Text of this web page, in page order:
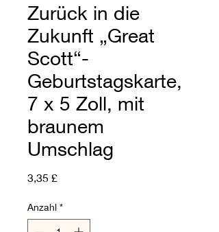
Zurück in die
Zukunft „Great
Scott“-
Geburtstagskarte,
7 x 5 Zoll, mit
braunem
Umschlag
3,35 £Preis
Anzahl *